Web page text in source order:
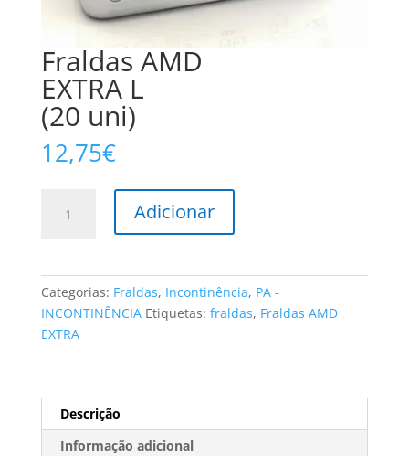
Fraldas AMD
EXTRA L
(20 uni)
12,75€
Adicionar
Categorias: Fraldas, Incontinência, PA -
INCONTINÊNCIA Etiquetas: fraldas, Fraldas AMD
EXTRA
Descrição
Informação adicional